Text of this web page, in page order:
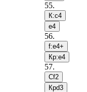
55.
К:c4
e4
56.
f:e4+
Кр:e4
57.
Сf2
Крd3